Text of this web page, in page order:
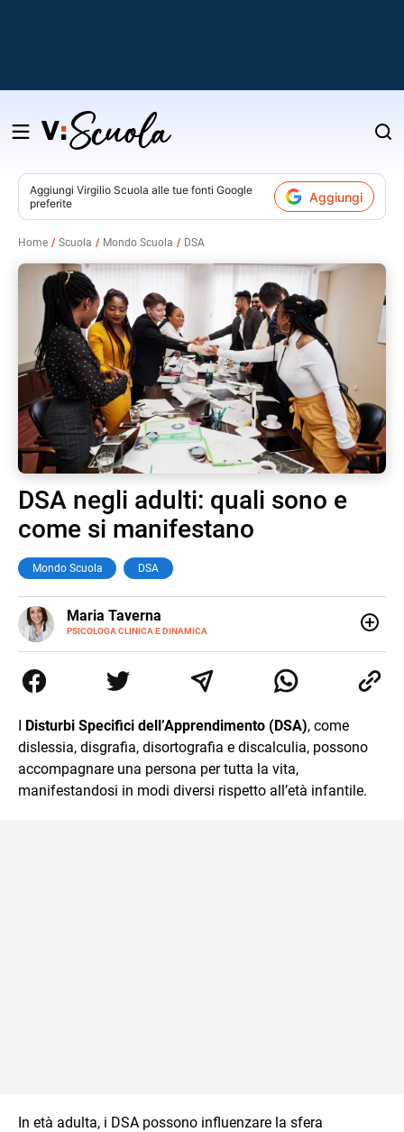
Salta
contenuto
Aggiungi Virgilio Scuola alle tue fonti Google
preferite
Aggiungi
Home Scuola Mondo Scuola DSA
DSA negli adulti: quali sono e
come si manifestano
Mondo Scuola DSA
Maria Taverna
PSICOLOGA CLINICA E DINAMICA
E-
MAIL
LINKEDIN
processi di comunicazione efficace. La sua esperienza
pluridecennale nel campo delle disabilità le ha permesso
trattamento degli stati di burnout, ansia e difficoltà nelle
relazioni. Lo sviluppo ed il potenziamento delle sfere più
personali dell'io individuale, attraverso il superamento di
stati di blocco o difficoltà emotive, costituisce il nucleo
centrale dei suoi trattamenti, che siano individuali, di
I Disturbi Specifici dell’Apprendimento (DSA), come
dislessia, disgrafia, disortografia e discalculia, possono
accompagnare una persona per tutta la vita,
manifestandosi in modi diversi rispetto all’età infantile.
In età adulta, i DSA possono influenzare la sfera